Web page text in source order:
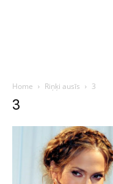
Home Riņķi ausīs 3
3